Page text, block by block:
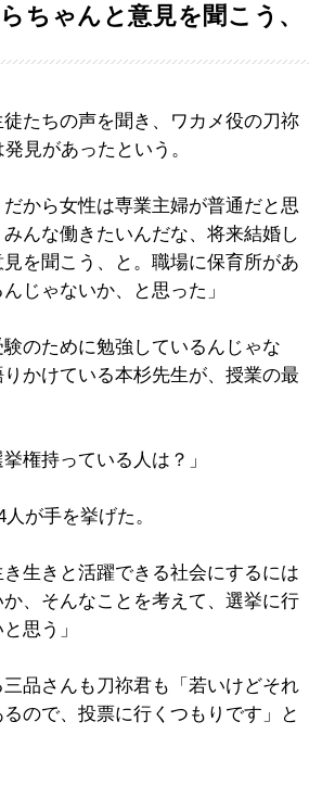
ちゃんと意見を聞こう、
たちの声を聞き、ワカメ役の刀祢
見があったという。
から女性は専業主婦が普通だと思
んな働きたいんだな、将来結婚し
を聞こう、と。職場に保育所があ
じゃないか、と思った」
のために勉強しているんじゃな
かけている本杉先生が、授業の最
権持っている人は？」
が手を挙げた。
生きと活躍できる社会にするには
、そんなことを考えて、選挙に行
思う」
品さんも刀祢君も「若いけどそれ
ので、投票に行くつもりです」と